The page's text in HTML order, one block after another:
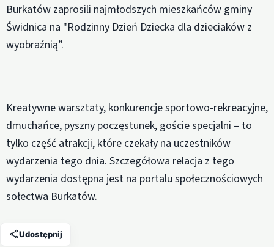
Burkatów zaprosili najmłodszych mieszkańców gminy
Świdnica na "Rodzinny Dzień Dziecka dla dzieciaków z
wyobraźnią”.
Kreatywne warsztaty, konkurencje sportowo-rekreacyjne,
dmuchańce, pyszny poczęstunek, goście specjalni – to
tylko część atrakcji, które czekały na uczestników
wydarzenia tego dnia. Szczegółowa relacja z tego
wydarzenia dostępna jest na portalu społecznościowych
sołectwa Burkatów.
Udostępnij